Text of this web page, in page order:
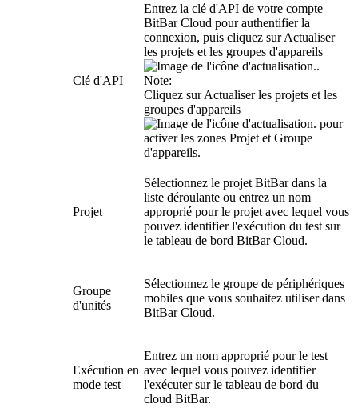
Clé d'API
Entrez la clé d'API de votre compte
BitBar Cloud pour authentifier la
connexion, puis cliquez surActualiser
les projets et les groupes d'appareils
.
Note:
Cliquez surActualiser les projets et les
groupes d'appareils
pour
activer les zones Projet et Groupe
d'appareils.
Projet
Sélectionnez le projet BitBar dans la
liste déroulante ou entrez un nom
approprié pour le projet avec lequel vous
pouvez identifier l'exécution du test sur
le tableau de bord BitBar Cloud.
Groupe
d'unités
Sélectionnez le groupe de périphériques
mobiles que vous souhaitez utiliser dans
BitBar Cloud.
Exécution en
mode test
Entrez un nom approprié pour le test
avec lequel vous pouvez identifier
l'exécuter sur le tableau de bord du
cloud BitBar.